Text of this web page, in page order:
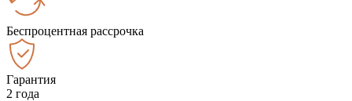
Беспроцентная рассрочка
Гарантия
2 года